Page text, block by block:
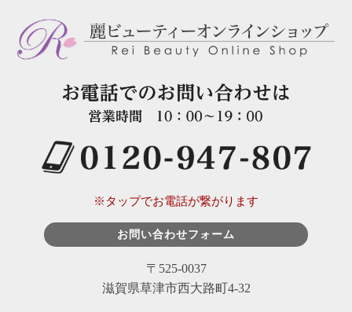
※タップでお電話が繋がります
お問い合わせフォーム
〒525-0037
滋賀県草津市西大路町4-32